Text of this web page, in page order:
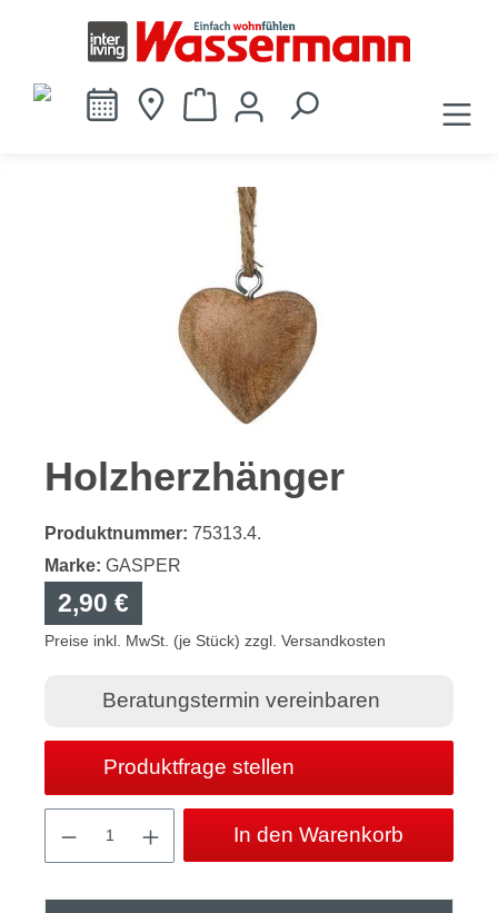
springen
Bildergalerie überspringen
Holzherzhänger
Produktnummer: 75313.4.
Marke: GASPER
2,90 €
Preise inkl. MwSt. (je Stück) zzgl. Versandkosten
Beratungstermin vereinbaren
Produktfrage stellen
Produkt Anzahl: Gib den gewünschten
In den Warenkorb